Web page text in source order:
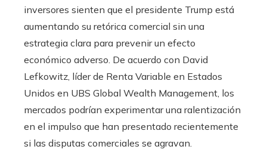
inversores sienten que el presidente Trump está
aumentando su retórica comercial sin una
estrategia clara para prevenir un efecto
económico adverso. De acuerdo con David
Lefkowitz, líder de Renta Variable en Estados
Unidos en UBS Global Wealth Management, los
mercados podrían experimentar una ralentización
en el impulso que han presentado recientemente
si las disputas comerciales se agravan.